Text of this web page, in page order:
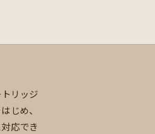
リッジ
じめ、
応でき